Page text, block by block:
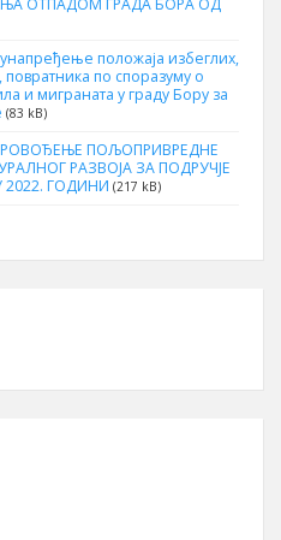
ОТПАДОМ ГРАДА БОРА ОД
положаја избеглих,
по споразуму о
и миграната у граду Бору за
(83 kB)
ПОЉОПРИВРЕДНЕ
РАЗВОЈА ЗА ПОДРУЧЈЕ
2022. ГОДИНИ (217 kB)